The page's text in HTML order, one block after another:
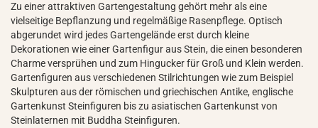
Zu einer attraktiven Gartengestaltung gehört mehr als eine
vielseitige Bepflanzung und regelmäßige Rasenpflege. Optisch
abgerundet wird jedes Gartengelände erst durch kleine
Dekorationen wie einer Gartenfigur aus Stein, die einen besonderen
Charme versprühen und zum Hingucker für Groß und Klein werden.
Gartenfiguren aus verschiedenen Stilrichtungen wie zum Beispiel
Skulpturen aus der römischen und griechischen Antike, englische
Gartenkunst Steinfiguren bis zu asiatischen Gartenkunst von
Steinlaternen mit Buddha Steinfiguren.